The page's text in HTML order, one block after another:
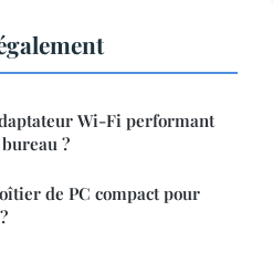
Wi-Fi performant
?
de PC compact pour